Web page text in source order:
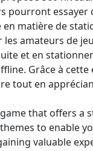
pourront essayer
matière de
amateurs de
et en
Grâce à cette
tout en
that offers a
to enable
valuable